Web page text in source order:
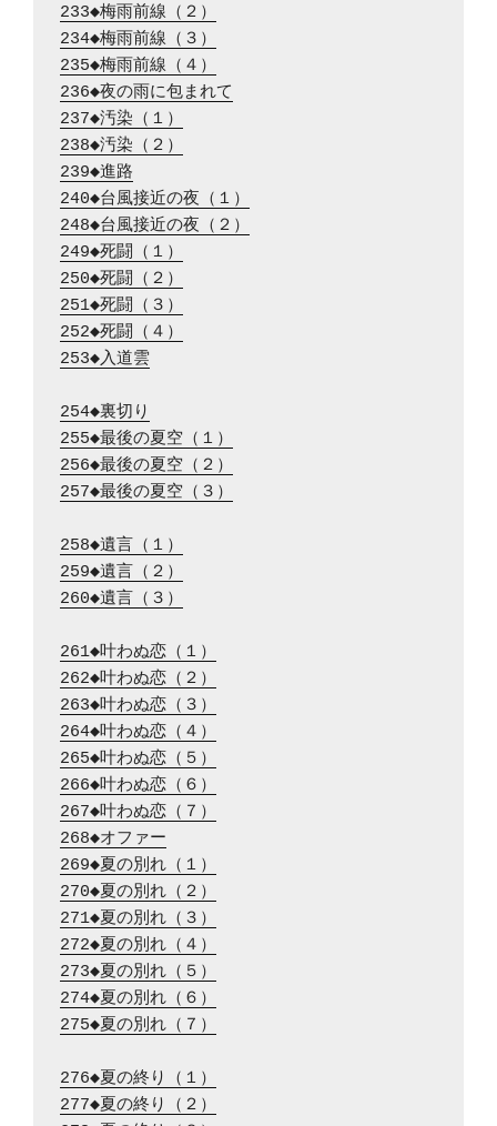
233◆梅雨前線（２）
234◆梅雨前線（３）
235◆梅雨前線（４）
236◆夜の雨に包まれて
237◆汚染（１）
238◆汚染（２）
239◆進路
240◆台風接近の夜（１）
248◆台風接近の夜（２）
249◆死闘（１）
250◆死闘（２）
251◆死闘（３）
252◆死闘（４）
253◆入道雲
254◆裏切り
255◆最後の夏空（１）
256◆最後の夏空（２）
257◆最後の夏空（３）
258◆遺言（１）
259◆遺言（２）
260◆遺言（３）
261◆叶わぬ恋（１）
262◆叶わぬ恋（２）
263◆叶わぬ恋（３）
264◆叶わぬ恋（４）
265◆叶わぬ恋（５）
266◆叶わぬ恋（６）
267◆叶わぬ恋（７）
268◆オファー
269◆夏の別れ（１）
270◆夏の別れ（２）
271◆夏の別れ（３）
272◆夏の別れ（４）
273◆夏の別れ（５）
274◆夏の別れ（６）
275◆夏の別れ（７）
276◆夏の終り（１）
277◆夏の終り（２）